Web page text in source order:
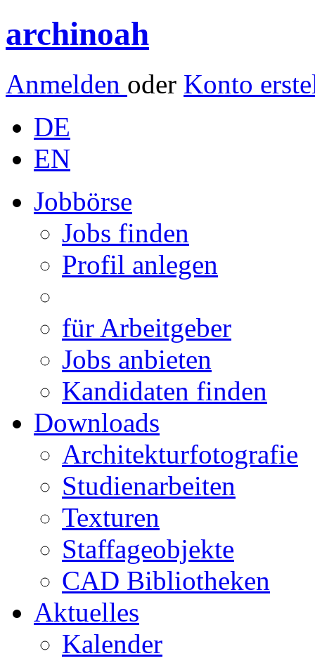
archinoah
Anmelden oder Konto
DE
EN
Jobbörse
Jobs finden
Profil anlegen
für Arbeitgeber
Jobs anbieten
Kandidaten finden
Downloads
Architekturfotografie
Studienarbeiten
Texturen
Staffageobjekte
CAD Bibliotheken
Aktuelles
Kalender